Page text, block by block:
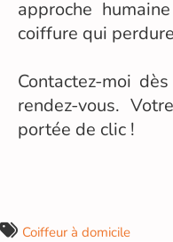
approche
coiffure qui
Contactez-moi
rendez-vous.
portée de clic !
Coiffeur à domicile